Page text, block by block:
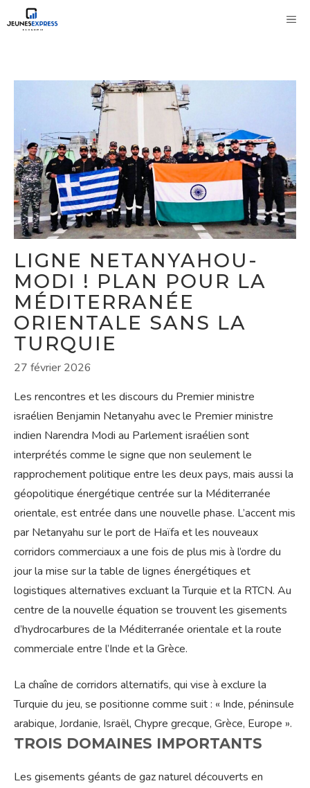
au
LIGNE NETANYAHOU-
MODI ! PLAN POUR LA
MÉDITERRANÉE
ORIENTALE SANS LA
TURQUIE
27 février 2026
Les rencontres et les discours du Premier ministre
israélien Benjamin Netanyahu avec le Premier ministre
indien Narendra Modi au Parlement israélien sont
interprétés comme le signe que non seulement le
rapprochement politique entre les deux pays, mais aussi la
géopolitique énergétique centrée sur la Méditerranée
orientale, est entrée dans une nouvelle phase. L’accent mis
par Netanyahu sur le port de Haïfa et les nouveaux
corridors commerciaux a une fois de plus mis à l’ordre du
jour la mise sur la table de lignes énergétiques et
logistiques alternatives excluant la Turquie et la RTCN. Au
centre de la nouvelle équation se trouvent les gisements
d’hydrocarbures de la Méditerranée orientale et la route
commerciale entre l’Inde et la Grèce.
La chaîne de corridors alternatifs, qui vise à exclure la
Turquie du jeu, se positionne comme suit : « Inde, péninsule
arabique, Jordanie, Israël, Chypre grecque, Grèce, Europe ».
TROIS DOMAINES IMPORTANTS
Les gisements géants de gaz naturel découverts en